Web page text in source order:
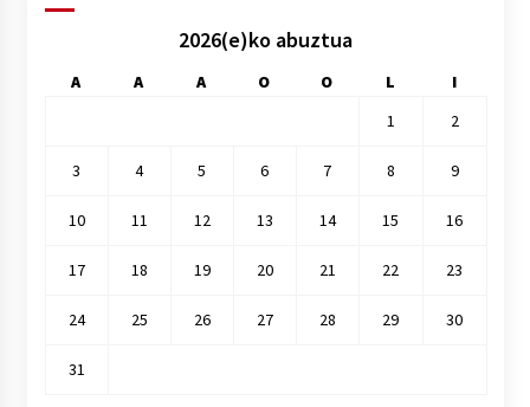
2026(e)ko abuztua
A A A O O L
I
1
2
3 4 5 6 7 8 9
10 11 12 13 14 15 16
17 18 19 20 21 22 23
24 25 26 27 28 29 30
31